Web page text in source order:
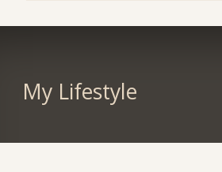
My Lifestyle